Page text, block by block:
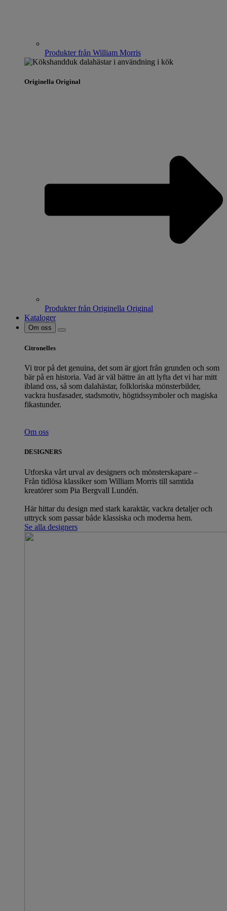
Produkter från William Morris
Originella Original
Produkter från Originella Original
Kataloger
Om oss
Citronelles
Vi tror på det genuina, det som är gjort från grunden och som
bär på en historia. Vad är väl bättre än att lyfta det vi har mitt
ibland oss, så som dalahästar, folkloriska mönsterbilder,
vackra husfasader, stadsmotiv, högtidssymboler och magiska
fikastunder.
Om oss
DESIGNERS
Utforska vårt urval av designers och mönsterskapare –
Från tidlösa klassiker som William Morris till samtida
kreatörer som Pia Bergvall Lundén.
Här hittar du design med stark karaktär, vackra detaljer och
uttryck som passar både klassiska och moderna hem.
Se alla designers